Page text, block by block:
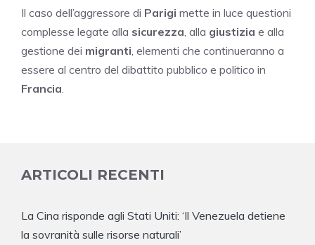
Il caso dell’aggressore di Parigi mette in luce questioni
complesse legate alla sicurezza , alla giustizia e alla
gestione dei migranti , elementi che continueranno a
essere al centro del dibattito pubblico e politico in
Francia
ARTICOLI RECENTI
La Cina risponde agli Stati Uniti: ‘Il Venezuela detiene
la sovranità sulle risorse naturali’